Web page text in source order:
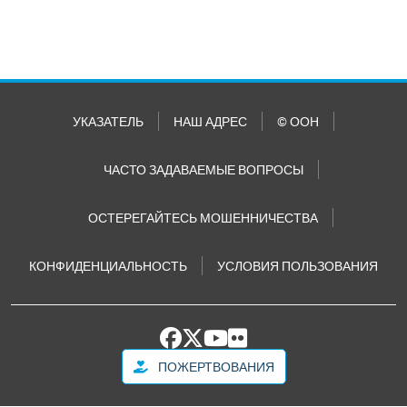
УКАЗАТЕЛЬ НАШ АДРЕС © ООН
ЧАСТО ЗАДАВАЕМЫЕ ВОПРОСЫ
ОСТЕРЕГАЙТЕСЬ МОШЕННИЧЕСТВА
КОНФИДЕНЦИАЛЬНОСТЬ УСЛОВИЯ ПОЛЬЗОВАНИЯ
ПОЖЕРТВОВАНИЯ